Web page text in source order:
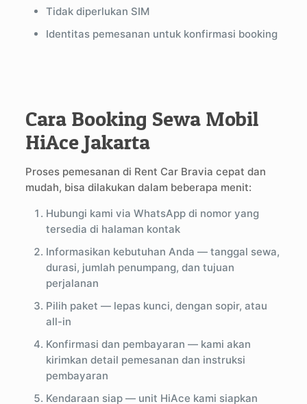
Tidak diperlukan SIM
Identitas pemesanan untuk konfirmasi booking
Cara Booking Sewa Mobil
HiAce Jakarta
Proses pemesanan di Rent Car Bravia cepat dan
mudah, bisa dilakukan dalam beberapa menit:
Hubungi kami via WhatsApp di nomor yang
tersedia di halaman kontak
Informasikan kebutuhan Anda — tanggal sewa,
durasi, jumlah penumpang, dan tujuan
perjalanan
Pilih paket — lepas kunci, dengan sopir, atau
all-in
Konfirmasi dan pembayaran — kami akan
kirimkan detail pemesanan dan instruksi
pembayaran
Kendaraan siap — unit HiAce kami siapkan